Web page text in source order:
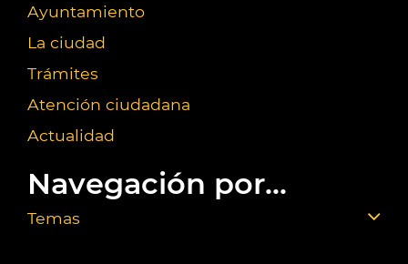
Ayuntamiento
La ciudad
Trámites
Atención ciudadana
Actualidad
Navegación por...
Temas